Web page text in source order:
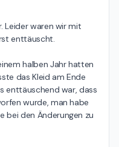
Leider waren wir mit
enttäuscht.
halben Jahr hatten
das Kleid am Ende
enttäuschend war, dass
wurde, man habe
bei den Änderungen zu